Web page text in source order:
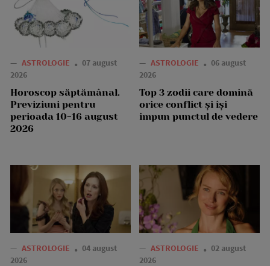
— ASTROLOGIE
07 august
2026
Horoscop săptămânal.
Previziuni pentru
perioada 10-16 august
2026
— ASTROLOGIE
06 august
2026
Top 3 zodii care domină
orice conflict și își
impun punctul de vedere
— ASTROLOGIE
04 august
2026
— ASTROLOGIE
02 august
2026